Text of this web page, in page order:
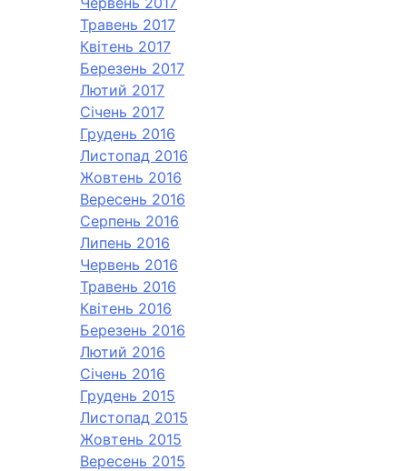
Травень 2017
Квітень 2017
Березень 2017
Лютий 2017
Січень 2017
Грудень 2016
Листопад 2016
Жовтень 2016
Вересень 2016
Серпень 2016
Липень 2016
Червень 2016
Травень 2016
Квітень 2016
Березень 2016
Лютий 2016
Січень 2016
Грудень 2015
Листопад 2015
Жовтень 2015
Вересень 2015